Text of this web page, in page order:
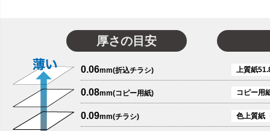
厚さの目安
0.06mm(折込チラシ) 上質紙
0.08mm(コピー用紙) コピー用
0.09mm(チラシ) 色上質紙